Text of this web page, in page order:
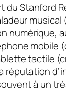
du Stanford
musical
numérique,
mobile
tactile
réputation
à un